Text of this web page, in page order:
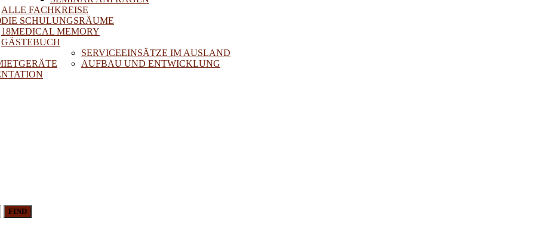
ALLE FACHKREISE
DIE SCHULUNGSRÄUME
18MEDICAL MEMORY
GÄSTEBUCH
SERVICEEINSÄTZE IM AUSLAND
AUFBAU UND ENTWICKLUNG
FIND